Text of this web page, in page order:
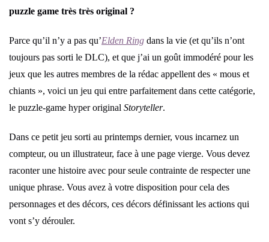
puzzle game très très original ?
Parce qu’il n’y a pas qu’Elden Ring dans la vie (et qu’ils n’ont
toujours pas sorti le DLC), et que j’ai un goût immodéré pour les
jeux que les autres membres de la rédac appellent des « mous et
chiants », voici un jeu qui entre parfaitement dans cette catégorie,
le puzzle-game hyper original Storyteller.
Dans ce petit jeu sorti au printemps dernier, vous incarnez un
compteur, ou un illustrateur, face à une page vierge. Vous devez
raconter une histoire avec pour seule contrainte de respecter une
unique phrase. Vous avez à votre disposition pour cela des
personnages et des décors, ces décors définissant les actions qui
vont s’y dérouler.